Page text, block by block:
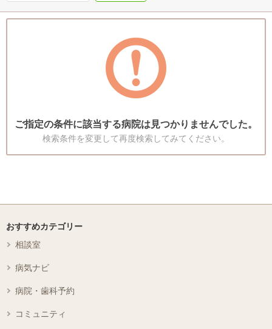
ご指定の条件に該当する病院は見つかりませんでした。
検索条件を変更して再度検索してみてください。
おすすめカテゴリー
相談室
病気ナビ
病院・歯科予約
コミュニティ